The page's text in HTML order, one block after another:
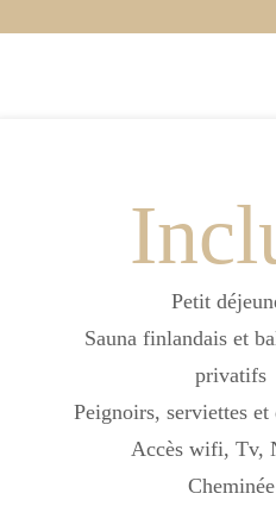
Petit
Sauna finlandais et
privatifs
Peignoirs, serviettes
Accès wifi, Tv,
Cheminée